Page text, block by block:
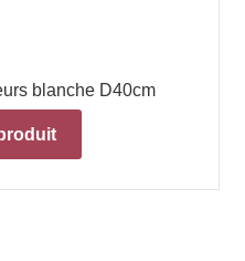
blanche D40cm